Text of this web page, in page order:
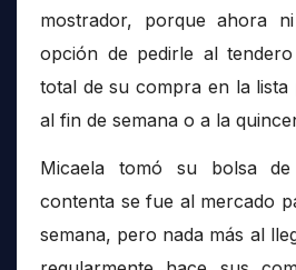
mostrador, porque ahora
opción de pedirle al
total de su compra en la
al fin de semana o a la
Micaela tomó su bolsa
contenta se fue al mercado
semana, pero nada más al